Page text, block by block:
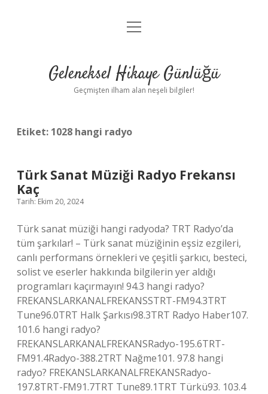
Anasayfa
Yasal Uyarı
menüyü
Geleneksel Hikaye Günlüğü
Geçmişten ilham alan neşeli bilgiler!
Etiket: 1028 hangi radyo
Türk Sanat Müziği Radyo Frekansı
Kaç
Tarih: Ekim 20, 2024
Türk sanat müziği hangi radyoda? TRT Radyo’da
tüm şarkılar! – Türk sanat müziğinin eşsiz ezgileri,
canlı performans örnekleri ve çeşitli şarkıcı, besteci,
solist ve eserler hakkında bilgilerin yer aldığı
programları kaçırmayın! 94.3 hangi radyo?
FREKANSLARKANALFREKANSSTRT-FM94.3TRT
Tune96.0TRT Halk Şarkısı98.3TRT Radyo Haber107.
101.6 hangi radyo?
FREKANSLARKANALFREKANSRadyo-195.6TRT-
FM91.4Radyo-388.2TRT Nağme101. 97.8 hangi
radyo? FREKANSLARKANALFREKANSRadyo-
197.8TRT-FM91.7TRT Tune89.1TRT Türkü93. 103.4